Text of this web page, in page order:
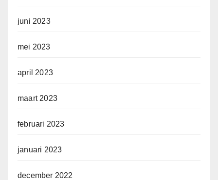
juni 2023
mei 2023
april 2023
maart 2023
februari 2023
januari 2023
december 2022